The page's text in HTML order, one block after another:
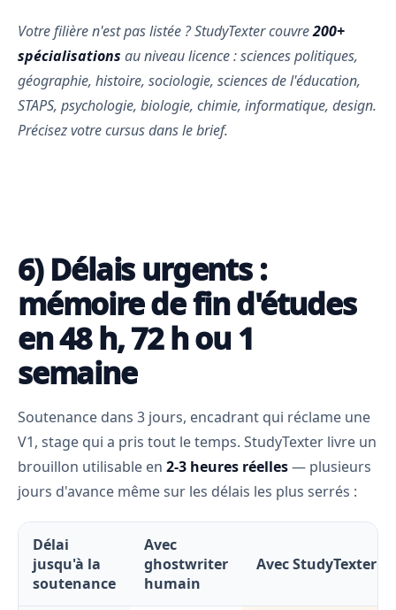
Votre filière n'est pas listée ? StudyTexter couvre200+
spécialisations au niveau licence : sciences politiques,
géographie, histoire, sociologie, sciences de l'éducation,
STAPS, psychologie, biologie, chimie, informatique, design.
Précisez votre cursus dans le brief.
6) Délais urgents :
mémoire de fin d'études
en 48 h, 72 h ou 1
semaine
Soutenance dans 3 jours, encadrant qui réclame une
V1, stage qui a pris tout le temps. StudyTexter livre un
brouillon utilisable en 2-3 heures réelles— plusieurs
jours d'avance même sur les délais les plus serrés :
Délai
jusqu'à la
soutenance
Avec
ghostwriter
humain
Avec StudyTexter